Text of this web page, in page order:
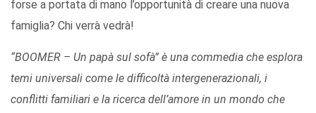
forse a portata di mano l’opportunità di creare una nuova
famiglia? Chi verrà vedrà!
“BOOMER – Un papà sul sofà” è una commedia che esplora
temi universali come le difficoltà intergenerazionali, i
conflitti familiari e la ricerca dell’amore in un mondo che